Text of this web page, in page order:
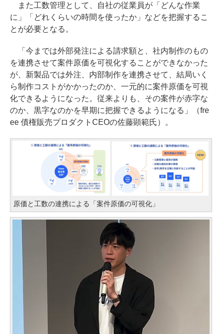
また工数管理として、自社の従業員が「どんな作業
に」「どれくらいの時間を使ったか」などを把握するこ
とが必要となる。
「今までは外部発注による請求額と、社内制作のもの
を連携させて案件原価を可視化することができなかった
が、新製品では外注、内部制作を連携させて、結局いく
ら制作コストがかかったのか、一元的に案件原価を可視
化できるようになった。従来よりも、その案件が赤字な
のか、黒字なのかを早期に把握できるようになる」（fre
ee 債権販売プロダクトCEOの佐藤顕範氏）。
原価と工数の連携による「案件原価の可視化」